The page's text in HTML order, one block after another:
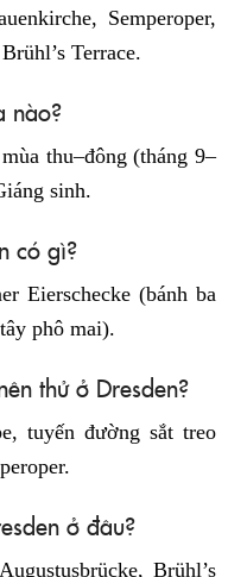
Semperoper,
Terrace.
nào?
thu–đông (tháng 9–
sinh.
có gì?
Eierschecke (bánh ba
phô mai).
thử ở Dresden?
tuyến đường sắt treo
ở đâu?
Brühl’s